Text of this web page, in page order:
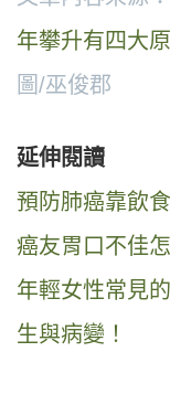
年攀升有四大
圖/巫俊郡
延伸閱讀
預防肺癌靠飲
癌友胃口不佳
年輕女性常見
生與病變！